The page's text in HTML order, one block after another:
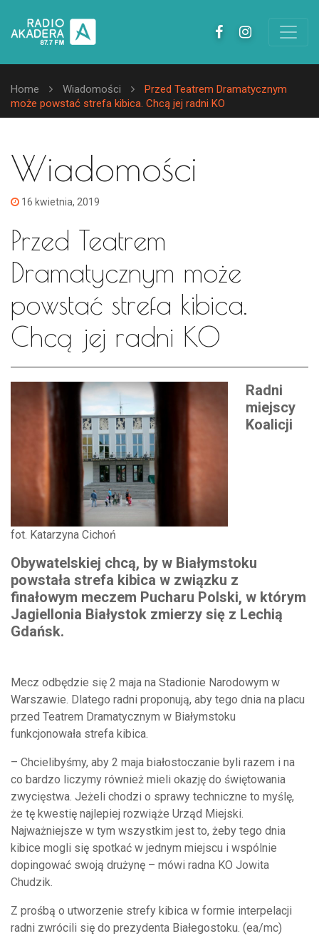
Home Wiadomości
Przed Teatrem Dramatycznym
może powstać strefa kibica. Chcą jej radni KO
Wiadomości
16 kwietnia, 2019
Przed Teatrem
Dramatycznym może
powstać strefa kibica.
Chcą jej radni KO
fot. Katarzyna Cichoń
Radni
miejscy
Koalicji
Obywatelskiej chcą, by w Białymstoku
powstała strefa kibica w związku z
finałowym meczem Pucharu Polski, w którym
Jagiellonia Białystok zmierzy się z Lechią
Gdańsk.
Mecz odbędzie się 2 maja na Stadionie Narodowym w
Warszawie. Dlatego radni proponują, aby tego dnia na placu
przed Teatrem Dramatycznym w Białymstoku
funkcjonowała strefa kibica.
– Chcielibyśmy, aby 2 maja białostoczanie byli razem i na
co bardzo liczymy również mieli okazję do świętowania
zwycięstwa. Jeżeli chodzi o sprawy techniczne to myślę,
że tę kwestię najlepiej rozwiąże Urząd Miejski.
Najważniejsze w tym wszystkim jest to, żeby tego dnia
kibice mogli się spotkać w jednym miejscu i wspólnie
dopingować swoją drużynę – mówi radna KO Jowita
Chudzik.
Z prośbą o utworzenie strefy kibica w formie interpelacji
radni zwrócili się do prezydenta Białegostoku. (ea/mc)